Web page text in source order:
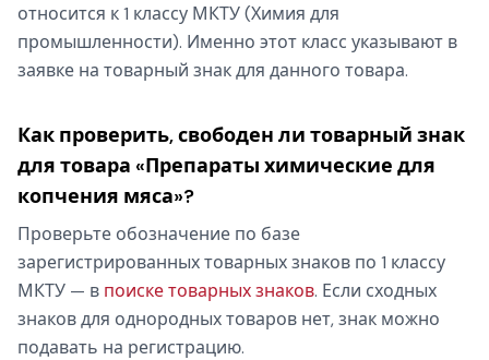
относится к 1 классу МКТУ (Химия для
промышленности). Именно этот класс указывают в
заявке на товарный знак для данного товара.
Как проверить, свободен ли товарный знак
для товара «Препараты химические для
копчения мяса»?
Проверьте обозначение по базе
зарегистрированных товарных знаков по 1 классу
МКТУ — в поиске товарных знаков. Если сходных
знаков для однородных товаров нет, знак можно
подавать на регистрацию.